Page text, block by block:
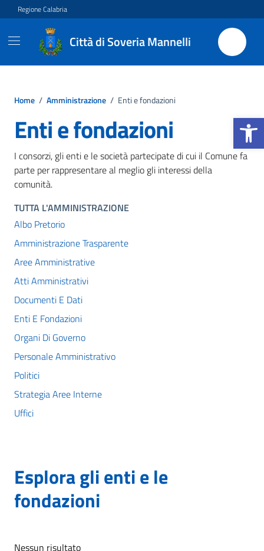
Apri la
Vai ai contenuti
Vai al footer
Regione Calabria
Città di Soveria Mannelli
Home / Amministrazione / Enti e fondazioni
Enti e fondazioni
I consorzi, gli enti e le società partecipate di cui il Comune fa
parte per rappresentare al meglio gli interessi della
comunità.
TUTTA L'AMMINISTRAZIONE
Albo Pretorio
Amministrazione Trasparente
Aree Amministrative
Atti Amministrativi
Documenti E Dati
Enti E Fondazioni
Organi Di Governo
Personale Amministrativo
Politici
Strategia Aree Interne
Uffici
Esplora gli enti e le
fondazioni
Nessun risultato